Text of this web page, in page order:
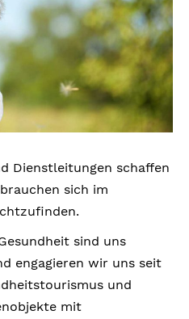
Dienstleitungen schaffen
sich im
sind uns
engagieren wir uns seit
und
mit